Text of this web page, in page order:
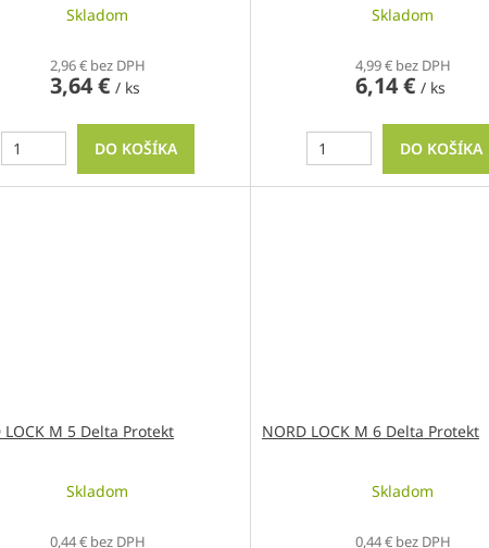
Skladom
2,96 € bez DPH
3,64 € / ks
DO KOŠÍKA
Skladom
4,99 € bez DPH
6,14 € / ks
DO KOŠÍKA
LOCK M 5 Delta Protekt
Skladom
0,44 € bez DPH
NORD LOCK M 6 Delta Protekt
Skladom
0,44 € bez DPH